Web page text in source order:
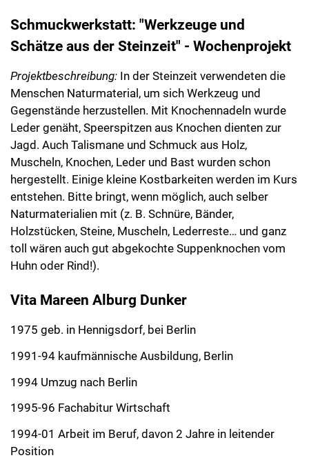
Schmuckwerkstatt: "Werkzeuge und
Schätze aus der Steinzeit" - Wochenprojekt
Projektbeschreibung: In der Steinzeit verwendeten die
Menschen Naturmaterial, um sich Werkzeug und
Gegenstände herzustellen. Mit Knochennadeln wurde
Leder genäht, Speerspitzen aus Knochen dienten zur
Jagd. Auch Talismane und Schmuck aus Holz,
Muscheln, Knochen, Leder und Bast wurden schon
hergestellt. Einige kleine Kostbarkeiten werden im Kurs
entstehen. Bitte bringt, wenn möglich, auch selber
Naturmaterialien mit (z. B. Schnüre, Bänder,
Holzstücken, Steine, Muscheln, Lederreste… und ganz
toll wären auch gut abgekochte Suppenknochen vom
Huhn oder Rind!).
Vita Mareen Alburg Dunker
1975 geb. in Hennigsdorf, bei Berlin
1991-94 kaufmännische Ausbildung, Berlin
1994 Umzug nach Berlin
1995-96 Fachabitur Wirtschaft
1994-01 Arbeit im Beruf, davon 2 Jahre in leitender
Position